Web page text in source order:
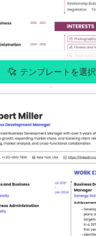
テンプレートを選択